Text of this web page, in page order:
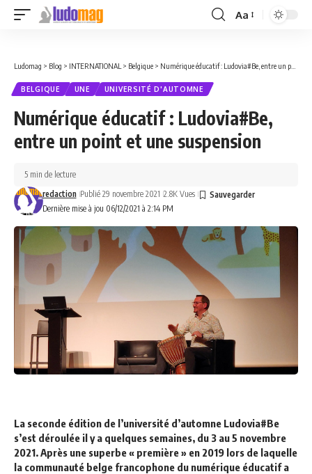
Font
Aa
Ludomag > Blog > INTERNATIONAL > Belgique > Numérique éducatif : Ludovia#Be, entre un point et une suspension
BELGIQUE UNE UNIVERSITÉ D'AUTOMNE
Numérique éducatif : Ludovia#Be,
entre un point et une suspension
Dernière mise à jou 06/12/2021 à 2:14 PM
redaction Publié 29 novembre 2021 2.8K Vues
5 min de lecture
La seconde édition de l’université d’automne Ludovia#Be
s’est déroulée il y a quelques semaines, du 3 au 5 novembre
2021. Après une superbe « première » en 2019 lors de laquelle
la communauté belge francophone du numérique éducatif a